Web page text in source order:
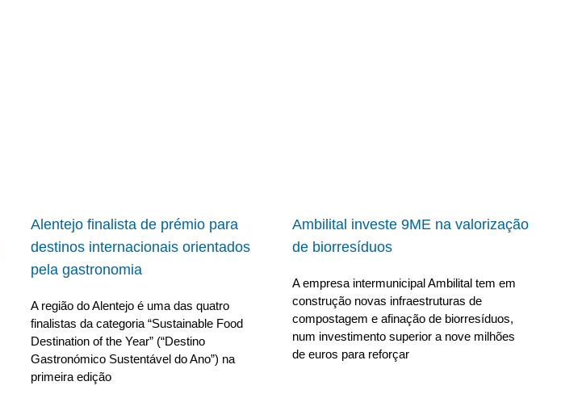
Alentejo finalista de prémio para
destinos internacionais orientados
pela gastronomia
A região do Alentejo é uma das quatro
finalistas da categoria “Sustainable Food
Destination of the Year” (“Destino
Gastronómico Sustentável do Ano”) na
primeira edição
Ambilital investe 9ME na valorização
de biorresíduos
A empresa intermunicipal Ambilital tem em
construção novas infraestruturas de
compostagem e afinação de biorresíduos,
num investimento superior a nove milhões
de euros para reforçar